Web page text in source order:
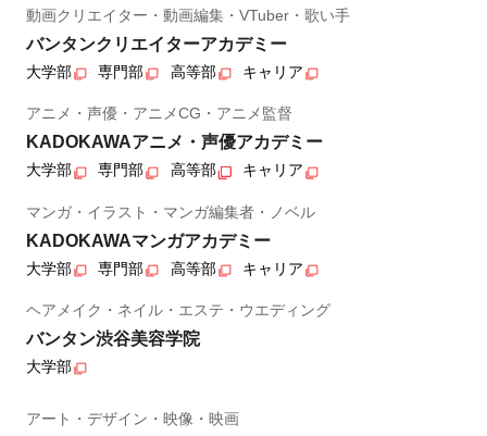
動画クリエイター・動画編集・VTuber・歌い手
バンタンクリエイターアカデミー
大学部 専門部 高等部 キャリア
アニメ・声優・アニメCG・アニメ監督
KADOKAWAアニメ・声優アカデミー
大学部 専門部 高等部 キャリア
マンガ・イラスト・マンガ編集者・ノベル
KADOKAWAマンガアカデミー
大学部 専門部 高等部 キャリア
ヘアメイク・ネイル・エステ・ウエディング
バンタン渋谷美容学院
大学部
アート・デザイン・映像・映画